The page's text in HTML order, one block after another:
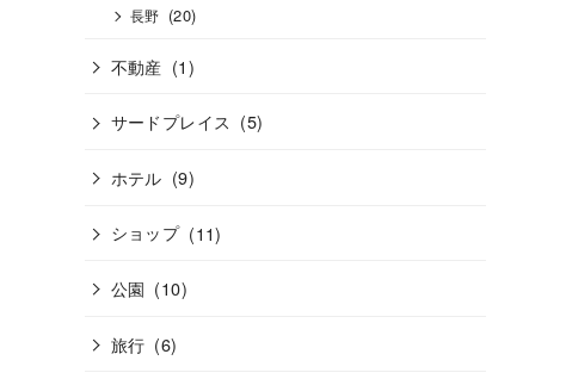
長野 (20)
不動産 (1)
サードプレイス (5)
ホテル (9)
ショップ (11)
公園 (10)
旅行 (6)